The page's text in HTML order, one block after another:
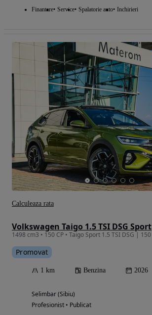
Finantare Service Spalatorie auto Inchirieri
Volkswagen Taigo 1.5 TSI DSG Sport
Promovat
1 km Benzina 2026
Selimbar (Sibiu)
Profesionist • Publicat
Calculeaza rata